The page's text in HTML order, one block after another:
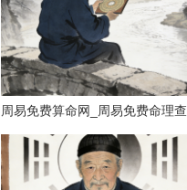
周易免费算命网_周易免费命理查
询